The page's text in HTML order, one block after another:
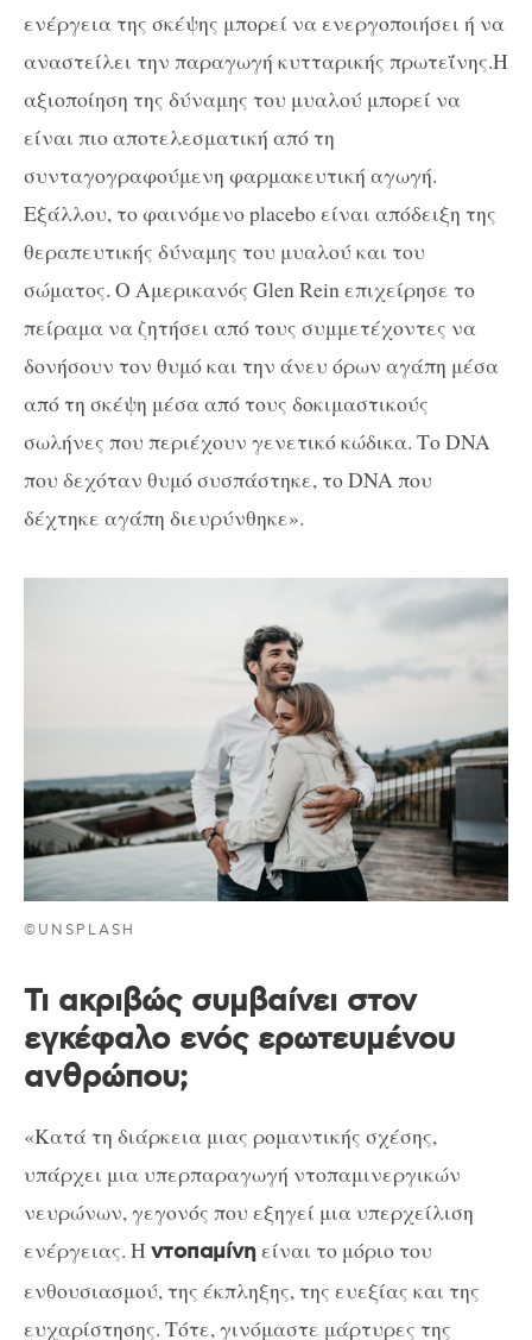
ενέργεια της σκέψης μπορεί να ενεργοποιήσει ή να
αναστείλει την παραγωγή κυτταρικής πρωτεΐνης.Η
αξιοποίηση της δύναμης του μυαλού μπορεί να
είναι πιο αποτελεσματική από τη
συνταγογραφούμενη φαρμακευτική αγωγή.
Εξάλλου, το φαινόμενο placebo είναι απόδειξη της
θεραπευτικής δύναμης του μυαλού και του
σώματος. Ο Αμερικανός Glen Rein επιχείρησε το
πείραμα να ζητήσει από τους συμμετέχοντες να
δονήσουν τον θυμό και την άνευ όρων αγάπη μέσα
από τη σκέψη μέσα από τους δοκιμαστικούς
σωλήνες που περιέχουν γενετικό κώδικα. Το DNA
που δεχόταν θυμό συσπάστηκε, το DNA που
δέχτηκε αγάπη διευρύνθηκε».
©UNSPLASH
Τι ακριβώς συμβαίνει στον
εγκέφαλο ενός ερωτευμένου
ανθρώπου;
«Κατά τη διάρκεια μιας ρομαντικής σχέσης,
υπάρχει μια υπερπαραγωγή ντοπαμινεργικών
νευρώνων, γεγονός που εξηγεί μια υπερχείλιση
ενέργειας. Η ντοπαμίνηείναι το μόριο του
ενθουσιασμού, της έκπληξης, της ευεξίας και της
ευχαρίστησης. Τότε, γινόμαστε μάρτυρες της